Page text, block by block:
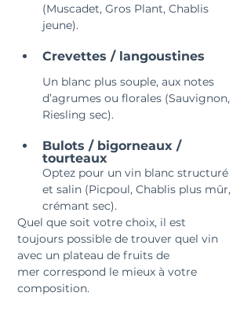
(Muscadet, Gros Plant, Chablis
jeune).
Crevettes / langoustines
Un blanc plus souple, aux notes
d’agrumes ou florales (Sauvignon,
Riesling sec).
Bulots / bigorneaux /
tourteaux
Optez pour un vin blanc structuré
et salin (Picpoul, Chablis plus mûr,
crémant sec).
Quel que soit votre choix, il est
toujours possible de trouver quel vin
avec un plateau de fruits de
mer correspond le mieux à votre
composition.